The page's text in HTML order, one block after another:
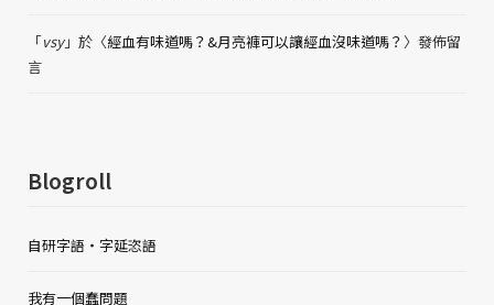
「vsy」於〈經血有味道嗎？&月亮褲可以讓經血沒味道嗎？ 〉發佈留
言
Blogroll
自研字語・字延恣語
我有一個蠢問題